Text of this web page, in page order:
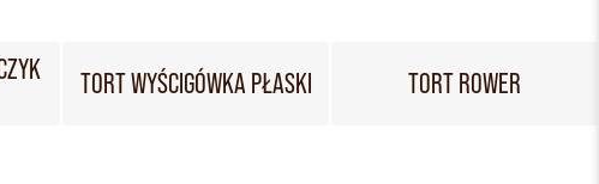
TORT WYŚCIGÓWKA PŁASKI TORT ROWER